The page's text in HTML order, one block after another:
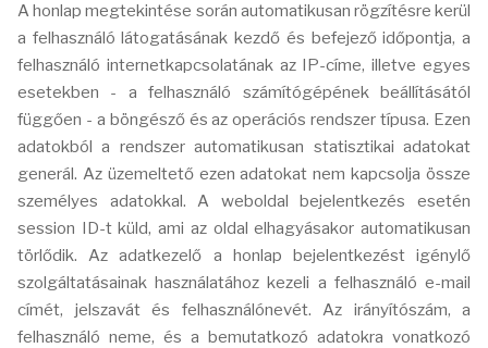
A honlap megtekintése során automatikusan rögzítésre kerül
a felhasználó látogatásának kezdő és befejező időpontja, a
felhasználó internetkapcsolatának az IP-címe, illetve egyes
esetekben - a felhasználó számítógépének beállításától
függően - a böngésző és az operációs rendszer típusa. Ezen
adatokból a rendszer automatikusan statisztikai adatokat
generál. Az üzemeltető ezen adatokat nem kapcsolja össze
személyes adatokkal. A weboldal bejelentkezés esetén
session ID-t küld, ami az oldal elhagyásakor automatikusan
törlődik. Az adatkezelő a honlap bejelentkezést igénylő
szolgáltatásainak használatához kezeli a felhasználó e-mail
címét, jelszavát és felhasználónevét. Az irányítószám, a
felhasználó neme, és a bemutatkozó adatokra vonatkozó